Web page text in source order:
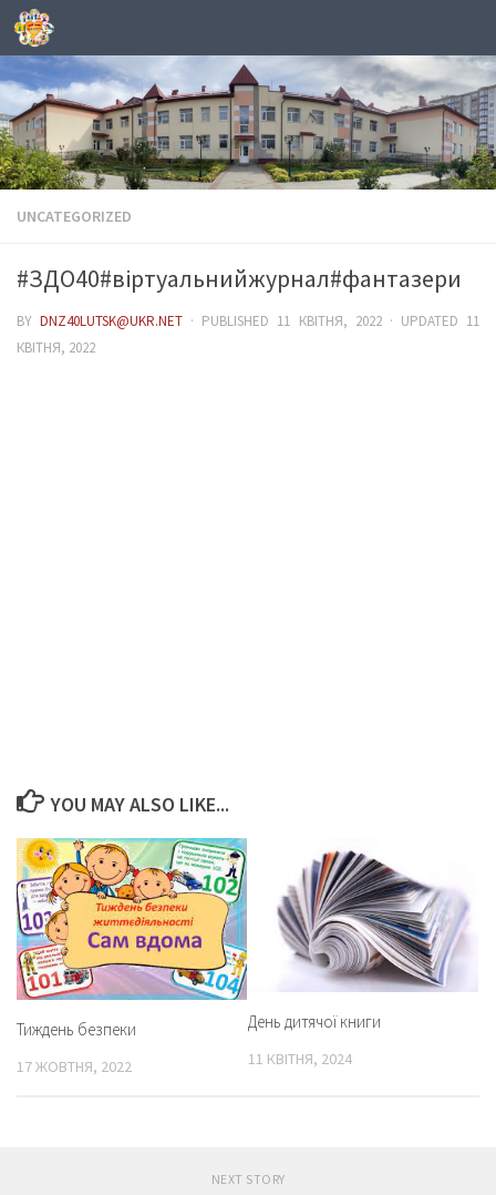
Skip to content
UNCATEGORIZED
#ЗДО40#віртуальнийжурнал#фантазери
BYDNZ40LUTSK@UKR.NET · PUBLISHED 11 КВІТНЯ, 2022· UPDATED 11
КВІТНЯ, 2022
YOU MAY ALSO LIKE...
Тиждень безпеки
17 ЖОВТНЯ, 2022
День дитячої книги
11 КВІТНЯ, 2024
NEXT STORY